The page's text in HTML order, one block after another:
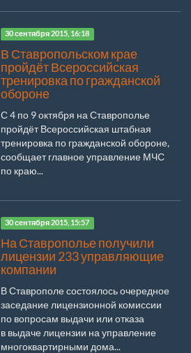
30 сентября 2015, 16:18
В Ставропольском крае
пройдёт Всероссийская
тренировка по гражданской
обороне
С 4 по 9 октября на Ставрополье
пройдёт Всероссийская штабная
тренировка по гражданской обороне,
сообщает главное управление МЧС
по краю...
30 сентября 2015, 15:57
На Ставрополье получили
лицензии 233 управляющие
компании
В Ставрополе состоялось очередное
заседание лицензионной комиссии
по вопросам выдачи или отказа
в выдаче лицензии на управление
многоквартирными дома...